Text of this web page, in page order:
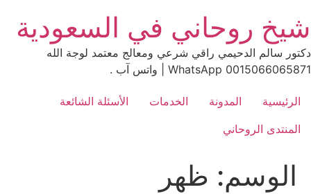
to
content
شيخ روحاني في السعودية
دكتور سالم الدحيمي راقي شرعي ومعالج معتمد لوجة الله
0015066065871 WhatsApp | واتس آب .
الرئيسية المدونة الخدمات
الأسئلة الشائعة
المنتدى الروحاني
الوسم: ظهر